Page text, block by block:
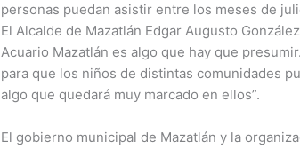
personas puedan asistir entre los meses de
El Alcalde de Mazatlán Edgar Augusto
Acuario Mazatlán es algo que hay que
para que los niños de distintas comunidades
algo que quedará muy marcado en ellos”.
El gobierno municipal de Mazatlán y la